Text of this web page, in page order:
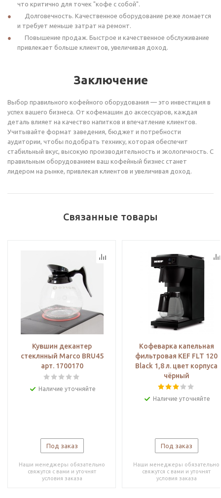
что критично для точек "кофе с собой".
Долговечность. Качественное оборудование реже ломается
и требует меньше затрат на ремонт.
Повышение продаж. Быстрое и качественное обслуживание
привлекает больше клиентов, увеличивая доход.
Заключение
Выбор правильного кофейного оборудования — это инвестиция в
успех вашего бизнеса. От кофемашин до аксессуаров, каждая
деталь влияет на качество напитков и впечатление клиентов.
Учитывайте формат заведения, бюджет и потребности
аудитории, чтобы подобрать технику, которая обеспечит
стабильный вкус, высокую производительность и экологичность. С
правильным оборудованием ваш кофейный бизнес станет
лидером на рынке, привлекая клиентов и увеличивая доход.
Связанные товары
Кувшин декантер
стеклнный Marco BRU45
арт. 1700170
Наличие уточняйте
Под заказ
Наши менеджеры обязательно
свяжутся с вами и уточнят
условия заказа
Кофеварка капельная
фильтровая KEF FLT 120
Black 1,8 л. цвет корпуса
чёрный
Наличие уточняйте
Под заказ
Наши менеджеры обязательно
свяжутся с вами и уточнят
условия заказа